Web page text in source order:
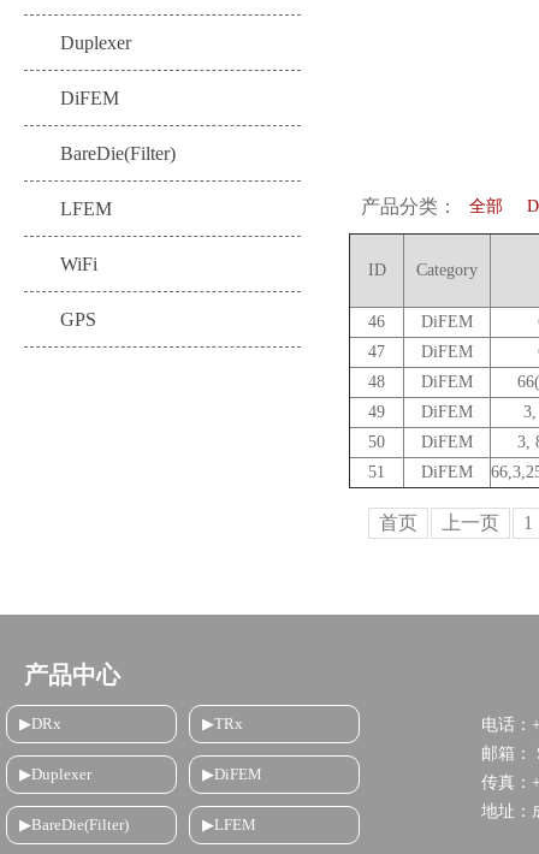
Duplexer
DiFEM
BareDie(Filter)
LFEM
WiFi
GPS
产品分类： 全部
ID Category
46 DiFEM
47
DiFEM
48
DiFEM
49
DiFEM
50
DiFEM
3,
51
DiFEM
首页 上一页 1
产品中心
▶DRx ▶TRx
▶Duplexer ▶DiFEM
▶BareDie(Filter) ▶LFEM
电话：
邮箱：
传真：
地址：